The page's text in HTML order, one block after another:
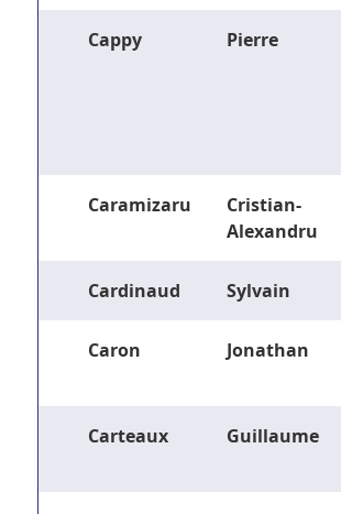
Cappy Pierre
Caramizaru
Cristian-
Alexandru
Cardinaud Sylvain
Caron Jonathan
Carteaux Guillaume